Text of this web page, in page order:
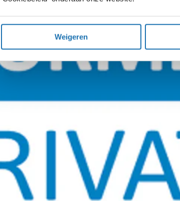
Weigeren